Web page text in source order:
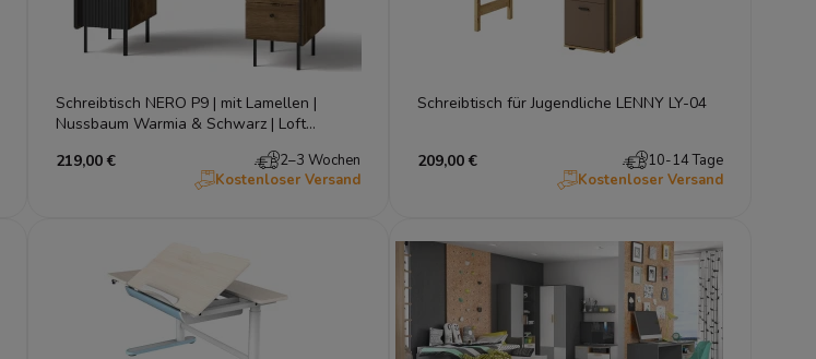
Schreibtisch NERO P9 | mit Lamellen |
Nussbaum Warmia & Schwarz | Loft
219,00 €
2–3 Wochen
Kostenloser Versand
Schreibtisch für Jugendliche LENNY LY-04
209,00 €
10-14 Tage
Kostenloser Versand